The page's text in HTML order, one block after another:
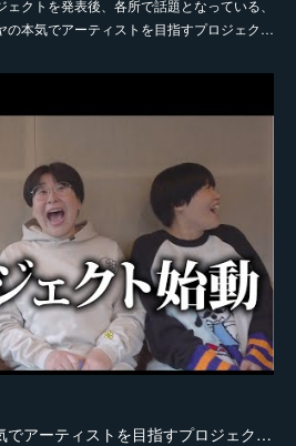
クトを発表後、各所で話題となっている、
の本気でアーティストを目指すプロジェク…
でアーティストを目指すプロジェク…